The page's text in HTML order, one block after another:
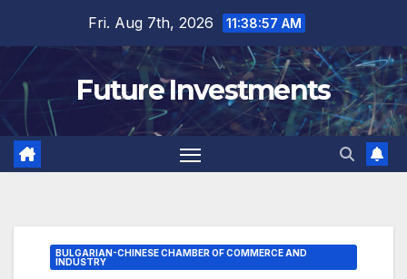
content
Fri. Aug 7th, 2026 11:38:58 AM
Future Investments
BULGARIAN-CHINESE CHAMBER OF COMMERCE AND
INDUSTRY